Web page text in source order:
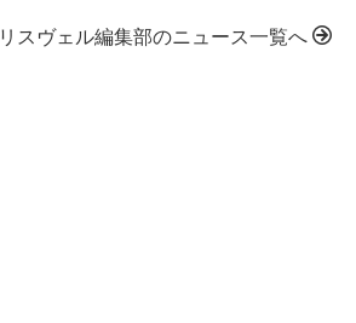
リスヴェル編集部のニュース一覧へ